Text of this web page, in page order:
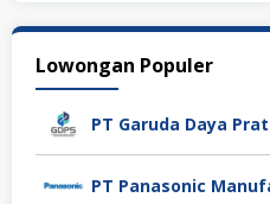
Lowongan Populer
PT Garuda Daya
PT Panasonic